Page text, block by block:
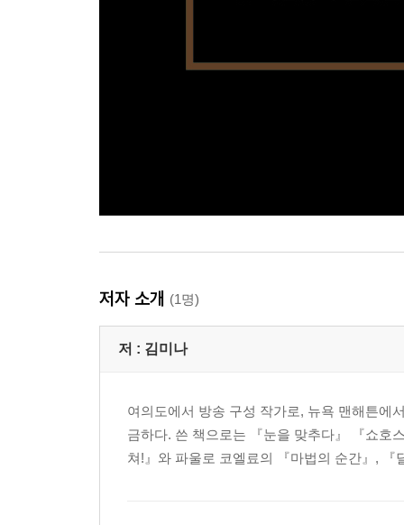
저자 소개 (1명)
저 : 김미나
여의도에서 방송 구성 작가로, 뉴욕 맨해튼에
금하다. 쓴 책으로는 『눈을 맞추다』 『쇼호
쳐!』와 파울로 코엘료의 『마법의 순간』,